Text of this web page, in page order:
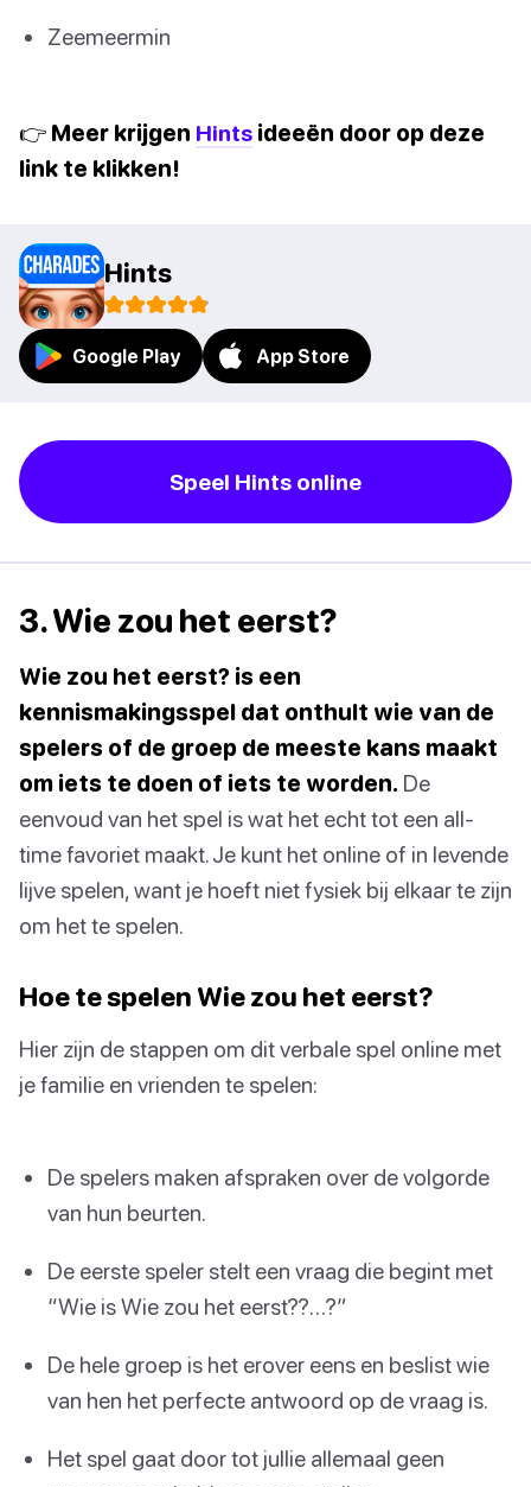
Zeemeermin
👉 Meer krijgen Hints ideeën door op deze
link te klikken!
Hints
Google Play App Store
Speel Hints online
3. Wie zou het eerst?
Wie zou het eerst? is een
kennismakingsspel dat onthult wie van de
spelers of de groep de meeste kans maakt
om iets te doen of iets te worden. De
eenvoud van het spel is wat het echt tot een all-
time favoriet maakt. Je kunt het online of in levende
lijve spelen, want je hoeft niet fysiek bij elkaar te zijn
om het te spelen.
Hoe te spelen Wie zou het eerst?
Hier zijn de stappen om dit verbale spel online met
je familie en vrienden te spelen:
De spelers maken afspraken over de volgorde
van hun beurten.
De eerste speler stelt een vraag die begint met
“Wie is Wie zou het eerst??…?”
De hele groep is het erover eens en beslist wie
van hen het perfecte antwoord op de vraag is.
Het spel gaat door tot jullie allemaal geen